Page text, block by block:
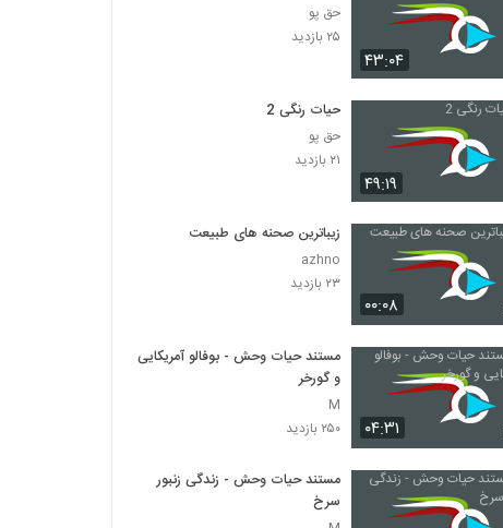
۴۳:۰۴
حق پو
۲۵ بازدید
۴۹:۱۹
حیات رنگی 2
حق پو
۲۱ بازدید
۰۰:۰۸
زیباترین صحنه های طبیعت
azhno
۲۳ بازدید
۰۴:۳۱
مستند حیات وحش - بوفالو آمریکایی
و گورخر
M
۲۵۰ بازدید
مستند حیات وحش - زندگی زنبور
سرخ